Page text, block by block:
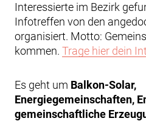
Interessierte im Bezirk
Infotreffen von den
organisiert. Motto:
kommen. Trage hier dein
Es geht um Balkon-Solar,
Energiegemeinschaften,
gemeinschaftliche